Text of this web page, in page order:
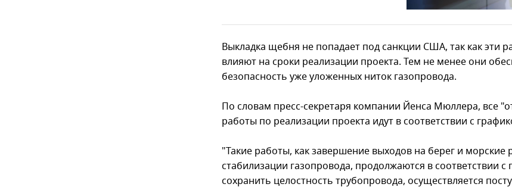
Выкладка щебня не попадает под санкции США, так как эти
влияют на сроки реализации проекта. Тем не менее они
безопасность уже уложенных ниток газопровода.
По словам пресс-секретаря компании Йенса Мюллера, все
работы по реализации проекта идут в соответствии с
"Такие работы, как завершение выходов на берег и морские
стабилизации газопровода, продолжаются в соответствии
сохранить целостность трубопровода, осуществляется